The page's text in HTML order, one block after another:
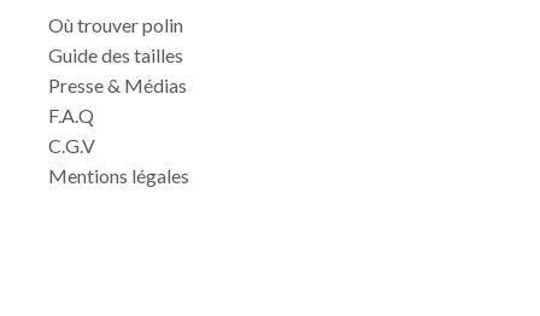
Où trouver polin
Guide des tailles
Presse & Médias
F.A.Q
C.G.V
Mentions légales